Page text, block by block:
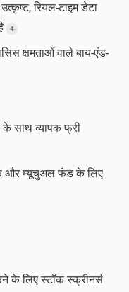
रियल-टाइम डेटा
4
क्षमताओं वाले बाय-एंड-
साथ व्यापक फ्री
और म्यूचुअल फंड के लिए
के लिए स्टॉक स्क्रीनर्स